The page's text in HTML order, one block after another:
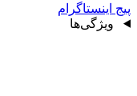
پیج اینستاگرام
ویژگی‌ها